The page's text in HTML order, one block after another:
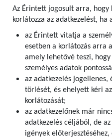
Az Érintett jogosult arra, hogy
korlátozza az adatkezelést,
az Érintett vitatja a
esetben a korlátozás arra
amely lehetővé teszi,
személyes adatok
az adatkezelés
törlését, és ehelyett kéri
korlátozását;
az adatkezelőnek már
adatkezelés céljából, de
igények